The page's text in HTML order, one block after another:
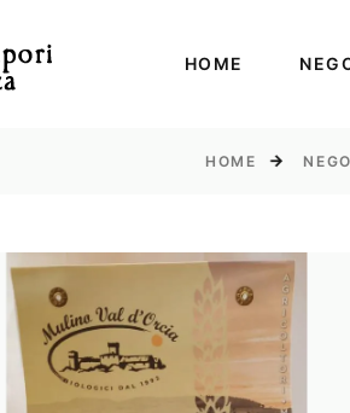
HOME
HOME